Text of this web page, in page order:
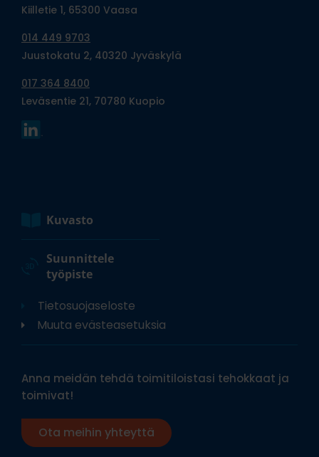
Kiilletie 1, 65300 Vaasa
014 449 9703
Juustokatu 2, 40320 Jyväskylä
017 364 8400
Leväsentie 21, 70780 Kuopio
Kuvasto
Suunnittele
työpiste
Tietosuojaseloste
Muuta evästeasetuksia
Anna meidän tehdä toimitiloistasi tehokkaat ja
toimivat!
Ota meihin yhteyttä